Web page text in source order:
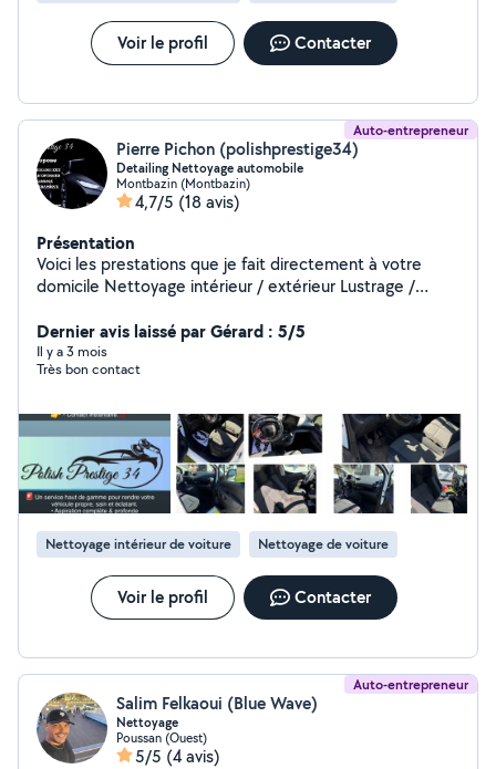
Voir le profil Contacter
Auto-entrepreneur
Pierre Pichon (polishprestige34)
Detailing Nettoyage automobile
Montbazin (Montbazin)
4,7/5 (18 avis)
Présentation
Voici les prestations que je fait directement à votre
domicile Nettoyage intérieur / extérieur Lustrage /
Petite Carrosserie Petit Mécanique
Dernier avis laissé par Gérard : 5/5
Il y a 3 mois
Très bon contact
Nettoyage intérieur de voiture Nettoyage de voiture
Voir le profil Contacter
Auto-entrepreneur
Salim Felkaoui (Blue Wave)
Nettoyage
Poussan (Ouest)
5/5 (4 avis)